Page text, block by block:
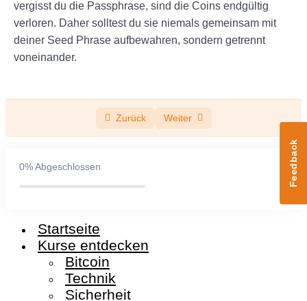
vergisst du die Passphrase, sind die Coins endgültig
verloren. Daher solltest du sie niemals gemeinsam mit
deiner Seed Phrase aufbewahren, sondern getrennt
voneinander.
Zurück Weiter
0%Abgeschlossen
Startseite
Kurse entdecken
Bitcoin
Technik
Sicherheit
Feedback